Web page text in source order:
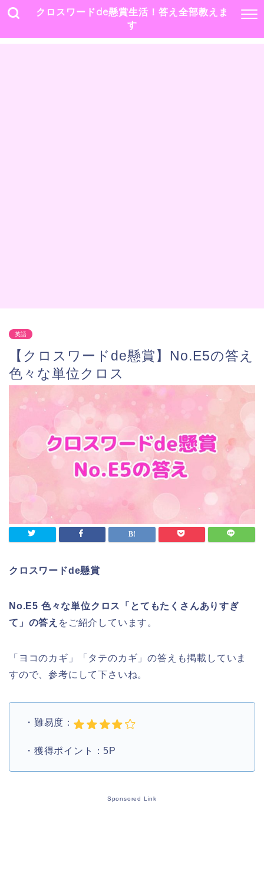
クロスワードde懸賞生活！答え全部教えま
す
英語
【クロスワードde懸賞】No.E5の答え
色々な単位クロス
クロスワードde懸賞
No.E5 色々な単位クロス「とてもたくさんありすぎ
て」の答え をご紹介しています。
「ヨコのカギ」「タテのカギ」の答えも掲載していま
すので、参考にして下さいね。
・難易度：
・獲得ポイント：5P
Sponsored Link